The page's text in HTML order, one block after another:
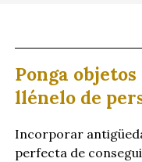
Ponga
llénelo de
Incorporar
perfecta de